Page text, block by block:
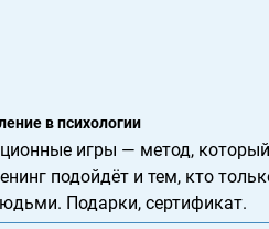
в психологии
игры — метод,
подойдёт и тем, кто
Подарки, сертификат.